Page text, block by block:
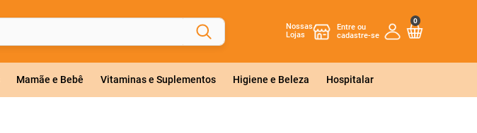
Nossas
Lojas
0
Mamãe e Bebê Vitaminas e Suplementos Higiene e Beleza Hospitalar